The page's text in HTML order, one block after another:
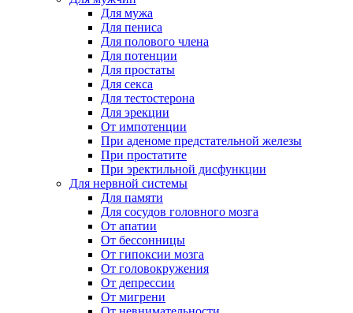
Для мужа
Для пениса
Для полового члена
Для потенции
Для простаты
Для секса
Для тестостерона
Для эрекции
От импотенции
При аденоме предстательной железы
При простатите
При эректильной дисфункции
Для нервной системы
Для памяти
Для сосудов головного мозга
От апатии
От бессонницы
От гипоксии мозга
От головокружения
От депрессии
От мигрени